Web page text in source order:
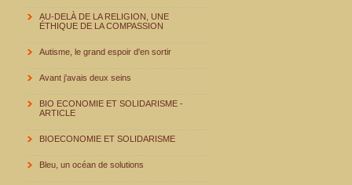
AU-DELÀ DE LA RELIGION, UNE
ÉTHIQUE DE LA COMPASSION
Autisme, le grand espoir d'en sortir
Avant j'avais deux seins
BIO ECONOMIE ET SOLIDARISME -
ARTICLE
BIOECONOMIE ET SOLIDARISME
Bleu, un océan de solutions